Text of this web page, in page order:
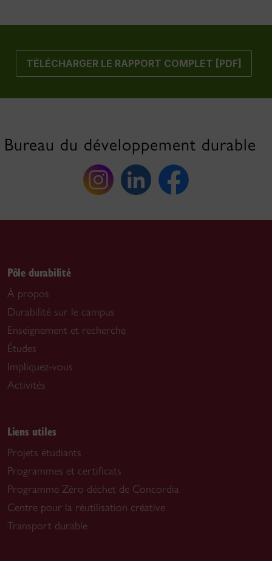
TÉLÉCHARGER LE RAPPORT COMPLET [PDF]
Bureau du développement durable
Pôle durabilité
À propos
Durabilité sur le campus
Enseignement et recherche
Études
Impliquez-vous
Activités
Liens utiles
Projets étudiants
Programmes et certificats
Programme Zéro déchet de Concordia
Centre pour la réutilisation créative
Transport durable